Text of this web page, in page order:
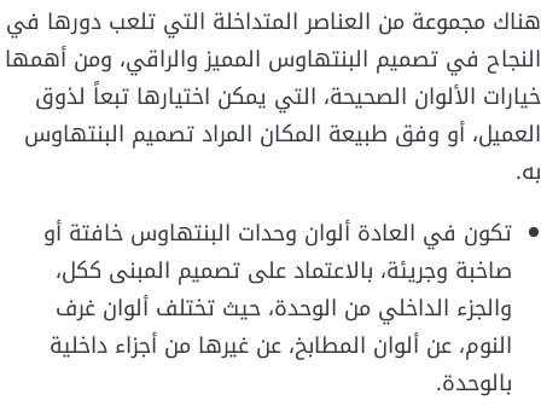
هناك مجموعة من العناصر المتداخلة التي تلعب دورها في
النجاح في تصميم البنتهاوس المميز والراقي، ومن أهمها
خيارات الألوان الصحيحة، التي يمكن اختيارها تبعاً لذوق
العميل، أو وفق طبيعة المكان المراد تصميم البنتهاوس
به.
تكون في العادة ألوان وحدات البنتهاوس خافتة أو
صاخبة وجريئة، بالاعتماد على تصميم المبنى ككل،
والجزء الداخلي من الوحدة، حيث تختلف ألوان غرف
النوم، عن ألوان المطابخ، عن غيرها من أجزاء داخلية
بالوحدة.